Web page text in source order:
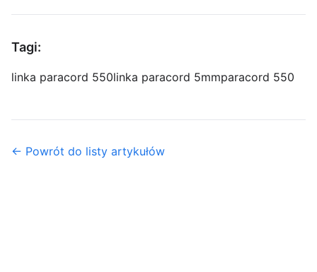
Tagi:
linka paracord 550linka paracord 5mmparacord 550
← Powrót do listy artykułów